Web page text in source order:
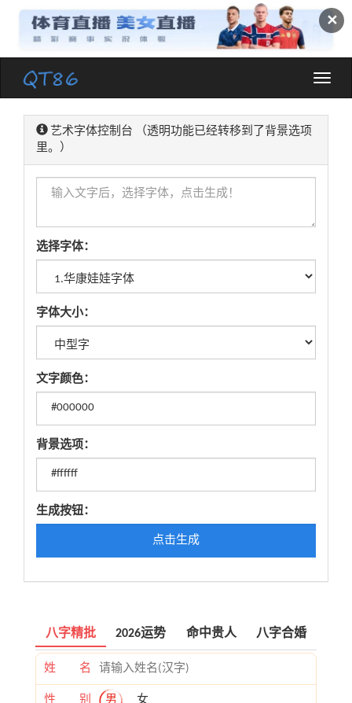
✕
Toggle
艺术字体控制台 （透明功能已经转移到了背景选项
里。）
选择字体：
字体大小：
文字颜色：
背景选项：
生成按钮：
点击生成
八字精批 2026运势 命中贵人 八字合婚
姓 名
性 别 男 女